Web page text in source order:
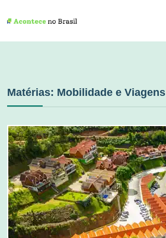
Matérias: Mobilidade e Viagens